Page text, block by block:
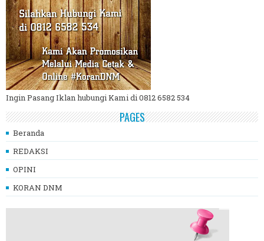
Ingin Pasang Iklan hubungi Kami di 0812 6582 534
PAGES
Beranda
REDAKSI
OPINI
KORAN DNM